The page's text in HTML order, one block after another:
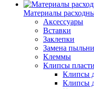
Материалы
Аксессуары
Вставки
Заклепки
Замена
Клеммы
Клипсы
Клипсы
Клипсы